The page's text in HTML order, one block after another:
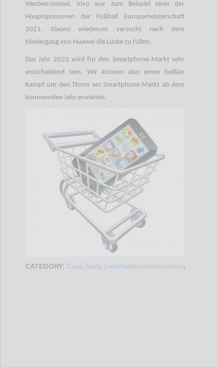
Werbetrommel. Vivo war zum Beispiel einer der
Hauptsponsoren der Fußball Europameisterschaft
2021. Xiaomi wiederum versucht nach dem
Niedergang von Huawei die Lücke zu füllen.
Das Jahr 2022 wird für den Smartphone Markt sehr
entscheidend sein. Wir können also einen heißen
Kampf um den Thron am Smartphone Markt ab dem
kommenden Jahr erwarten.
CATEGORY: Case Study Lieferkettenunterbrechung